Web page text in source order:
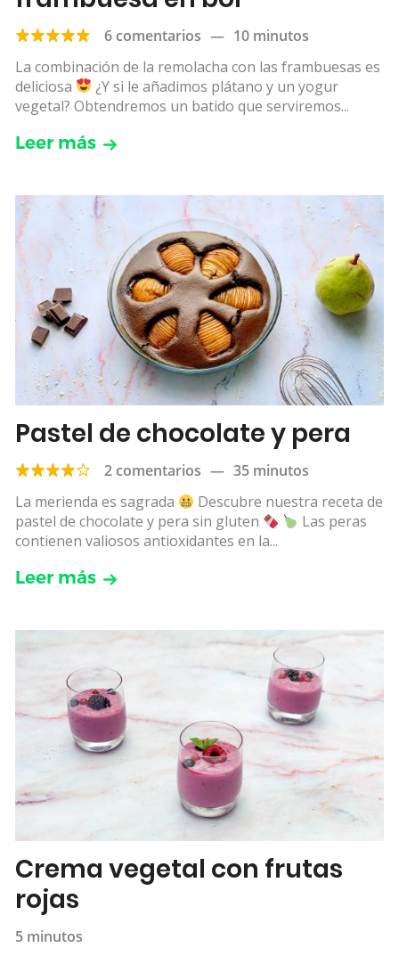
6 comentarios — 10 minutos
La combinación de la remolacha con las frambuesas es
deliciosa
¿Y si le añadimos plátano y un yogur
vegetal? Obtendremos un batido que serviremos...
Leer más
Pastel de chocolate y pera
2 comentarios — 35 minutos
La merienda es sagrada
Descubre nuestra receta de
pastel de chocolate y pera sin gluten
Las peras
contienen valiosos antioxidantes en la...
Leer más
Crema vegetal con frutas
rojas
5 minutos